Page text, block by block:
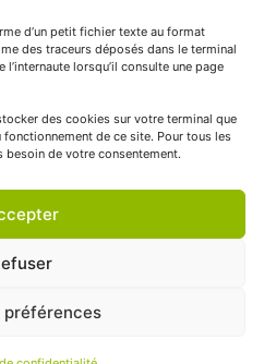
d’un petit fichier texte au format
des traceurs déposés dans le terminal
lorsqu’il consulte une page
des cookies sur votre terminal que
de ce site. Pour tous les
besoin de votre consentement.
préférences
réservés © 1970 - 2023 | Une
-Agence de communication